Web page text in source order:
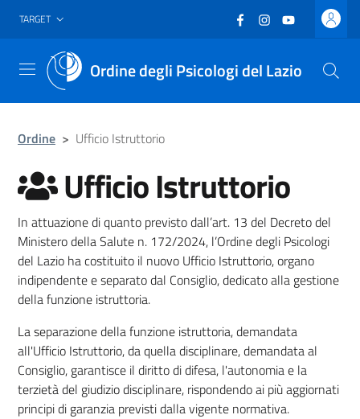
Vai al header
Vai al contenuto principale
Vai al footer
TARGET Facebook
(nuova scheda -
Instagram
(nuova scheda
YouTube
(nuova
Ordine degli Psicologi del Lazio
Menu
Ordine > Ufficio Istruttorio
Ufficio Istruttorio
In attuazione di quanto previsto dall’art. 13 del Decreto del
Ministero della Salute n. 172/2024, l’Ordine degli Psicologi
del Lazio ha costituito il nuovo Ufficio Istruttorio, organo
indipendente e separato dal Consiglio, dedicato alla gestione
della funzione istruttoria.
La separazione della funzione istruttoria, demandata
all'Ufficio Istruttorio, da quella disciplinare, demandata al
Consiglio, garantisce il diritto di difesa, l'autonomia e la
terzietà del giudizio disciplinare, rispondendo ai più aggiornati
principi di garanzia previsti dalla vigente normativa.